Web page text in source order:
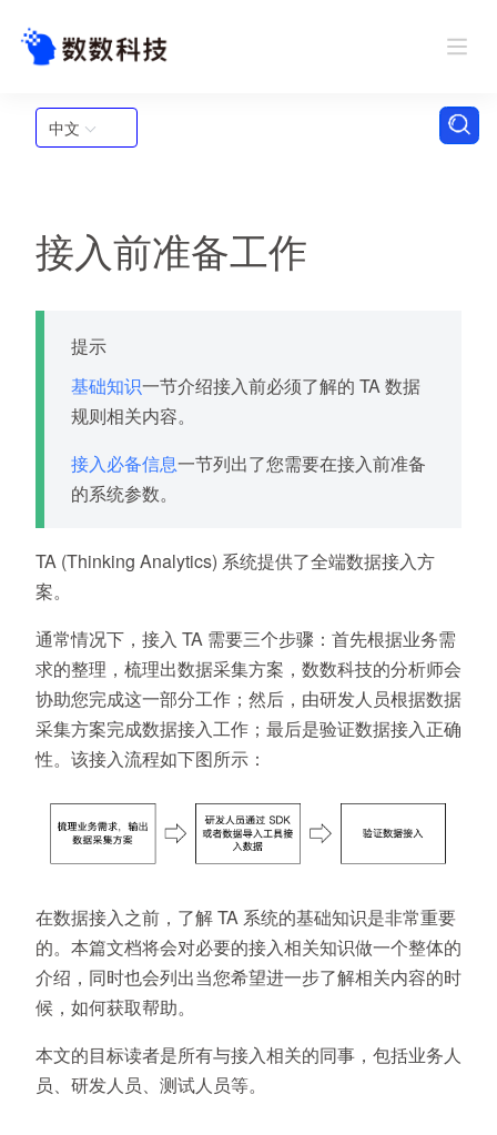
中文
接入前准备工作
提示
基础知识一节介绍接入前必须了解的 TA 数据
规则相关内容。
接入必备信息一节列出了您需要在接入前准备
的系统参数。
TA (Thinking Analytics) 系统提供了全端数据接入方
案。
通常情况下，接入 TA 需要三个步骤：首先根据业务需
求的整理，梳理出数据采集方案，数数科技的分析师会
协助您完成这一部分工作；然后，由研发人员根据数据
采集方案完成数据接入工作；最后是验证数据接入正确
性。该接入流程如下图所示：
在数据接入之前，了解 TA 系统的基础知识是非常重要
的。本篇文档将会对必要的接入相关知识做一个整体的
介绍，同时也会列出当您希望进一步了解相关内容的时
候，如何获取帮助。
本文的目标读者是所有与接入相关的同事，包括业务人
员、研发人员、测试人员等。